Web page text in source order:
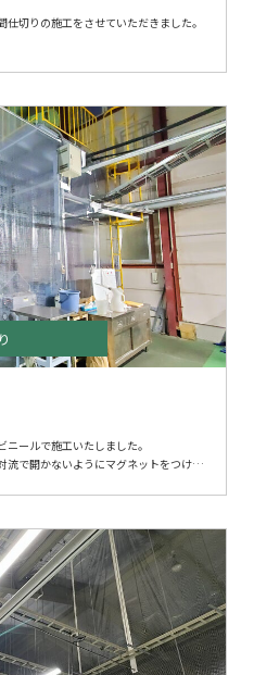
切りの施工をさせていただきました。
練習が出来るように、弓を射る位置には
ープを縫製している為、
最低限に防ぐできます。
ル間仕切りは紐くくり、
にて施工させていただいております。
ールで施工いたしました。
流で開かないようにマグネットをつけま